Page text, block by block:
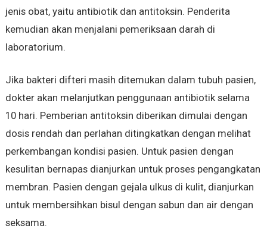
jenis obat, yaitu antibiotik dan antitoksin. Penderita
kemudian akan menjalani pemeriksaan darah di
laboratorium.
Jika bakteri difteri masih ditemukan dalam tubuh pasien,
dokter akan melanjutkan penggunaan antibiotik selama
10 hari. Pemberian antitoksin diberikan dimulai dengan
dosis rendah dan perlahan ditingkatkan dengan melihat
perkembangan kondisi pasien. Untuk pasien dengan
kesulitan bernapas dianjurkan untuk proses pengangkatan
membran. Pasien dengan gejala ulkus di kulit, dianjurkan
untuk membersihkan bisul dengan sabun dan air dengan
seksama.